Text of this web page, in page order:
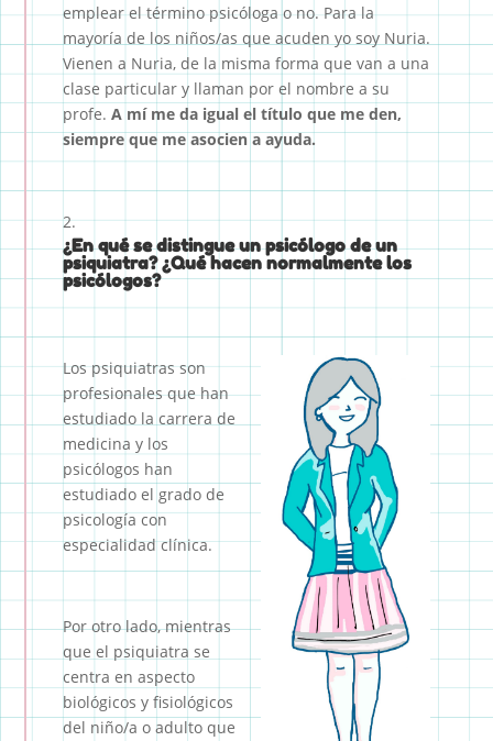
emplear el término psicóloga o no. Para la
mayoría de los niños/as que acuden yo soy Nuria.
Vienen a Nuria, de la misma forma que van a una
clase particular y llaman por el nombre a su
profe. A mí me da igual el título que me den,
siempre que me asocien a ayuda.
¿En qué se distingue un psicólogo de un
psiquiatra? ¿Qué hacen normalmente los
psicólogos?
Los psiquiatras son
profesionales que han
estudiado la carrera de
medicina y los
psicólogos han
estudiado el grado de
psicología con
especialidad clínica.
Por otro lado, mientras
que el psiquiatra se
centra en aspecto
biológicos y fisiológicos
del niño/a o adulto que